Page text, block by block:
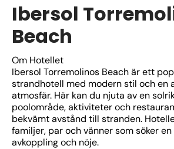
Ibersol
Beach
Om Hotellet
Ibersol Torremolinos Beach är ett
strandhotell med modern stil och en
atmosfär. Här kan du njuta av en
poolområde, aktiviteter och
bekvämt avstånd till stranden.
familjer, par och vänner som söker
avkoppling och nöje.